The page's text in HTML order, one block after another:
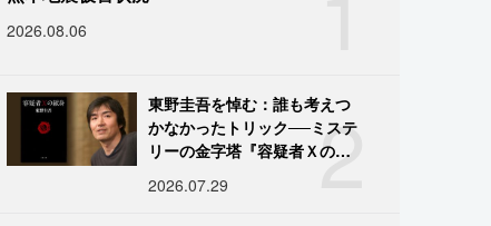
2026.08.06
2
東野圭吾を悼む：誰も考えつ
かなかったトリック──ミステ
リーの金字塔『容疑者Ｘの献
2026.07.29